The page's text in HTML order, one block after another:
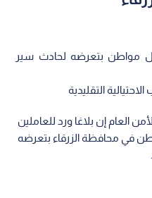
مواطن بتعرضه لحادث سير
التقليدية
العام إن بلاغا ورد للعاملين
في محافظة الزرقاء بتعرضه